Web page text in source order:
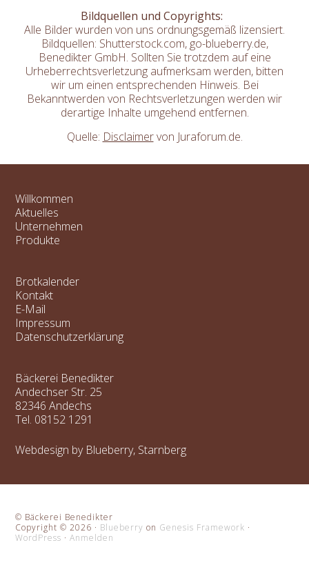
Bildquellen und Copyrights:
Alle Bilder wurden von uns ordnungsgemäß lizensiert.
Bildquellen: Shutterstock.com, go-blueberry.de,
Benedikter GmbH. Sollten Sie trotzdem auf eine
Urheberrechtsverletzung aufmerksam werden, bitten
wir um einen entsprechenden Hinweis. Bei
Bekanntwerden von Rechtsverletzungen werden wir
derartige Inhalte umgehend entfernen.
Quelle: Disclaimervon Juraforum.de.
Willkommen
Aktuelles
Unternehmen
Produkte
Brotkalender
Kontakt
E-Mail
Impressum
Datenschutzerklärung
Bäckerei Benedikter
Andechser Str. 25
82346 Andechs
Tel. 08152 1291
Webdesign by Blueberry, Starnberg
© Bäckerei Benedikter
Copyright © 2026 · Blueberry on Genesis Framework ·
WordPress ·Anmelden